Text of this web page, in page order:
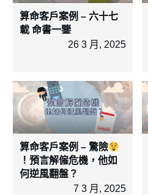
算命客戶案例 – 六十七
載 命書一鑒
26 3 月, 2025
算命客戶案例 – 驚險
！預言解僱危機，他如
何逆風翻盤？
7 3 月, 2025